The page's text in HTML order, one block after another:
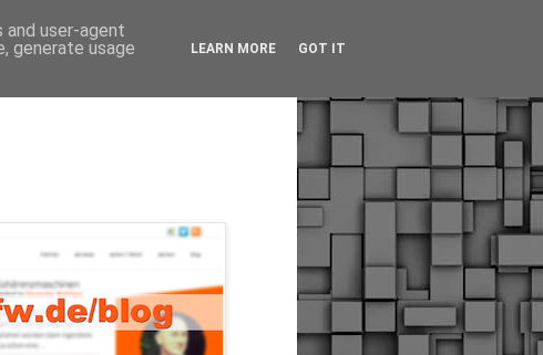
user-agent
generate usage
LEARN MORE GOT IT